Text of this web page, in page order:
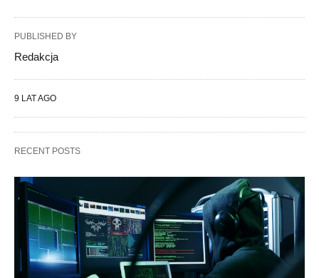
PUBLISHED BY
Redakcja
9 LAT AGO
RECENT POSTS